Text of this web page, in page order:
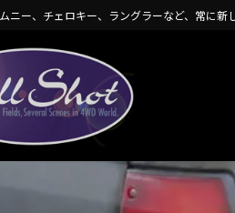
ニー、チェロキー、ラングラーなど、常に新